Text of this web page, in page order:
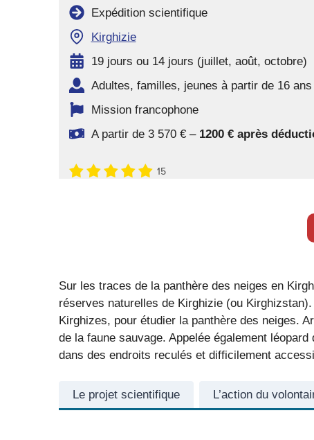
Expédition scientifique
Kirghizie
19 jours ou 14 jours (juillet, août, octobre)
Adultes, familles, jeunes à partir de 16 ans
Mission francophone
A partir de 3 570 € – 1200 € après
15
Sur les traces de la panthère des neiges en
réserves naturelles de Kirghizie (ou
Kirghizes, pour étudier la panthère des neiges.
de la faune sauvage. Appelée également
dans des endroits reculés et difficilement
Le projet scientifique L’action du